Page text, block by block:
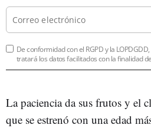
De conformidad con el RGPD y la LOPDGDD,
tratará los datos facilitados con la finalidad
La paciencia da sus frutos y el
que se estrenó con una edad